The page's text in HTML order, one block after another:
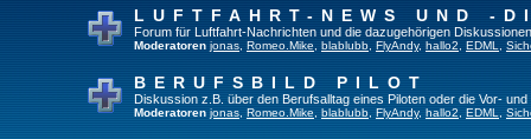
LUFTFAHRT-NEWS UND -
Forum für Luftfahrt-Nachrichten und die dazugehörigen
Moderatoren jonas Romeo.Mike blablubb FlyAndy, hallo2 EDML
BERUFSBILD PILOT
Diskussion z.B. über den Berufsalltag eines Piloten oder die Vor-
Moderatoren jonas Romeo.Mike blablubb FlyAndy, hallo2 EDML